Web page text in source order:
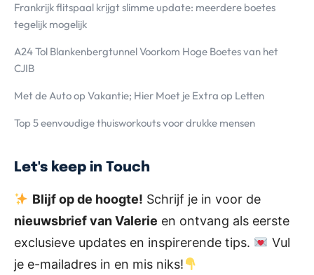
Frankrijk flitspaal krijgt slimme update: meerdere boetes
tegelijk mogelijk
A24 Tol Blankenbergtunnel Voorkom Hoge Boetes van het
CJIB
Met de Auto op Vakantie; Hier Moet je Extra op Letten
Top 5 eenvoudige thuisworkouts voor drukke mensen
Let's keep in Touch
Blijf op de hoogte! Schrijf je in voor de
nieuwsbrief van Valerie en ontvang als eerste
exclusieve updates en inspirerende tips.
Vul
je e-mailadres in en mis niks!